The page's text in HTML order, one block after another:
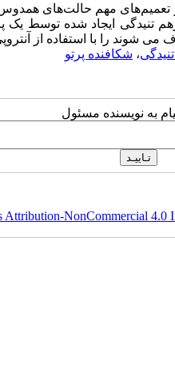
مهم حالت‌های همدوس
تنیدگی ایجاد شده توسط
می شوند را با استفاده از
، شکافنده پرتو
به نویسنده مسئول
Attribution-NonCommercial 4.0